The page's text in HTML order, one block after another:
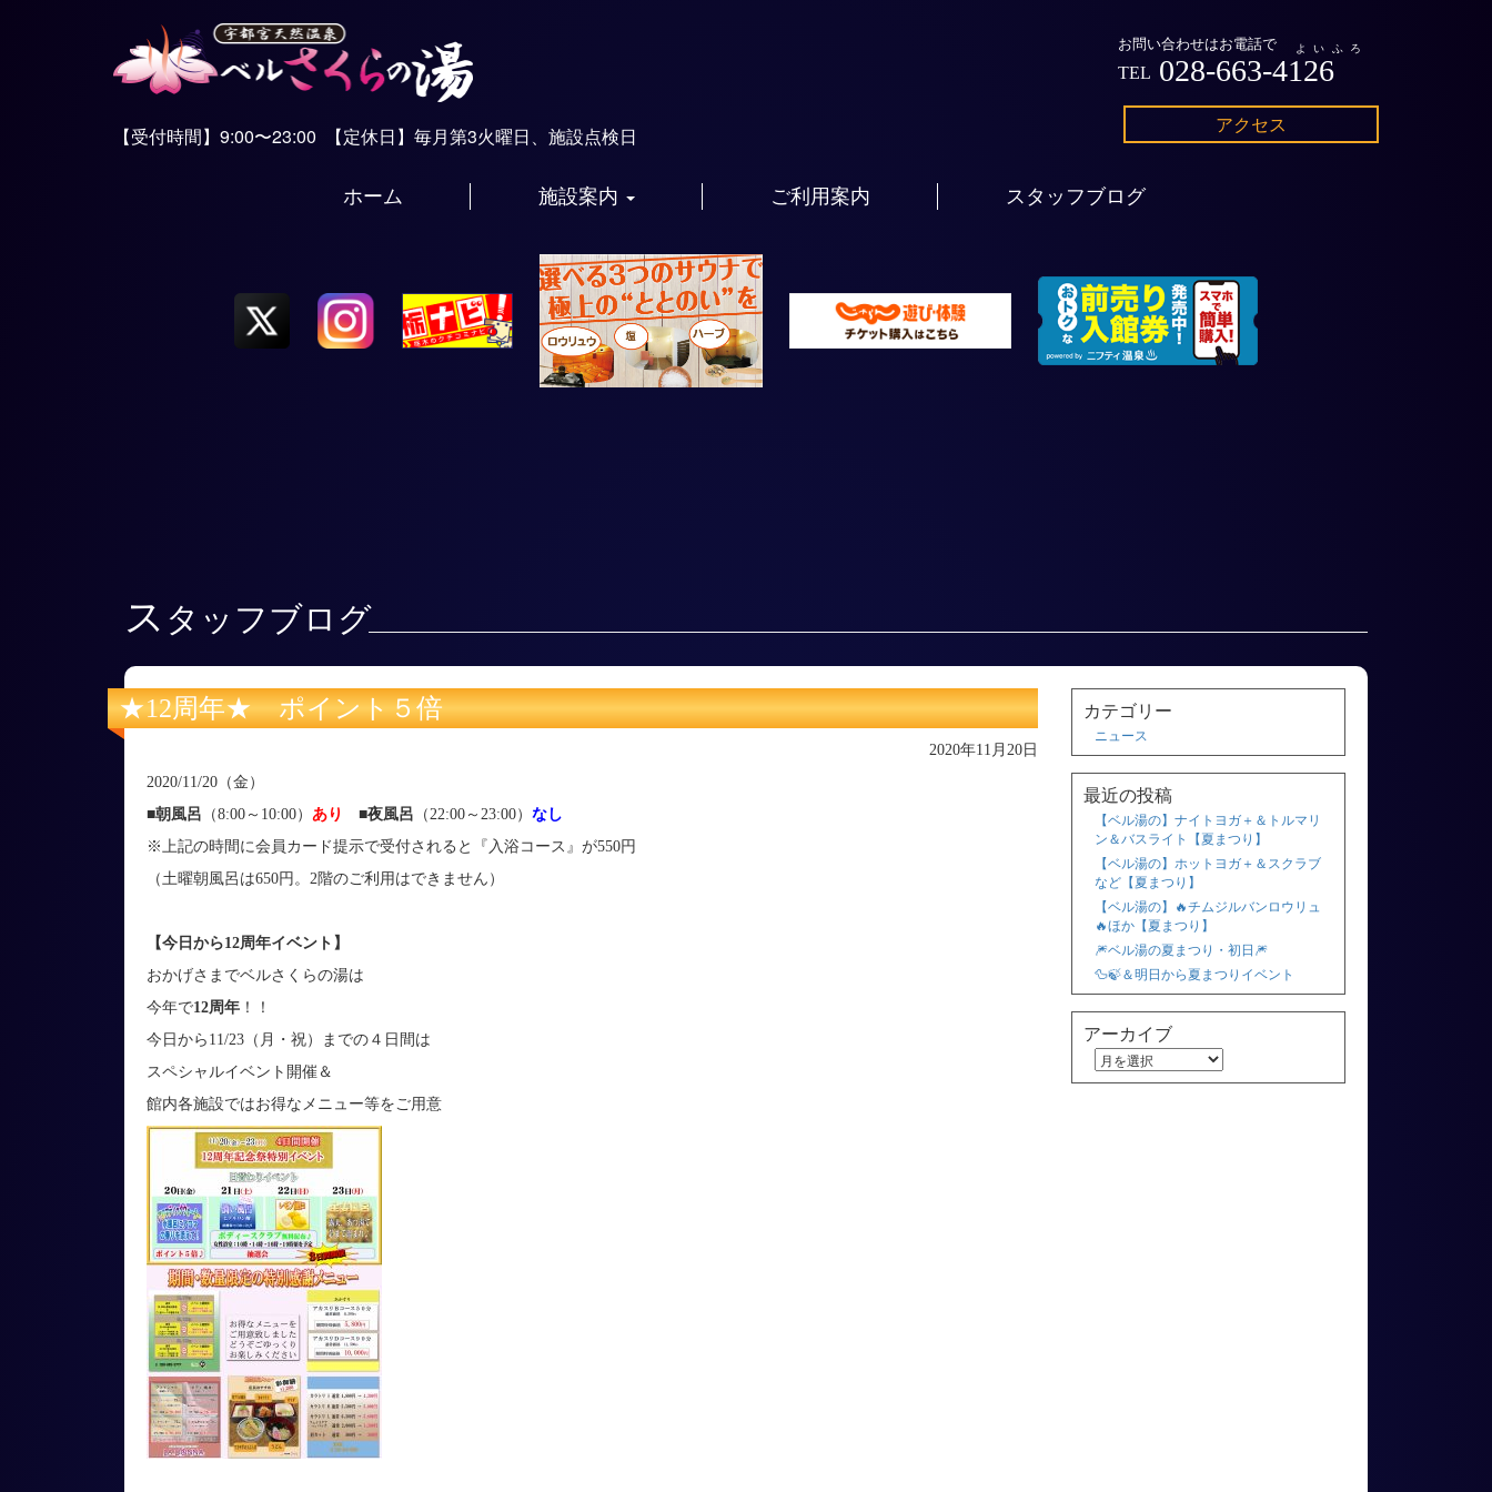
【受付時間】9:00〜23:00 【定休日】毎月第3火曜日、施設点検日 アクセス
お問い合わせはお電話で よいふろ
TEL 028-663-4126
ホーム 施設案内 ご利用案内 スタッフブログ
ス タッフブログ
★12周年★ ポイント５倍
2020年11月20日
2020/11/20（金）
■朝風呂 （8:00～10:00） あり ■夜風呂 （22:00～23:00） なし
※上記の時間に会員カード提示で受付されると『入浴コース』が550円
（土曜朝風呂は650円。2階のご利用はできません）
【今日から12周年イベント】
おかげさまでベルさくらの湯は
今年で12周年 ！！
今日から11/23（月・祝）までの４日間は
スペシャルイベント開催＆
館内各施設ではお得なメニュー等をご用意
カテゴリー
ニュース
最近の投稿
【ベル湯の】ナイトヨガ＋＆トルマリ
ン＆バスライト【夏まつり】
【ベル湯の】ホットヨガ＋＆スクラブ
など【夏まつり】
【ベル湯の】🔥チムジルバンロウリュ
🔥ほか【夏まつり】
🎆ベル湯の夏まつり・初日🎆
🦆🍃＆明日から夏まつりイベント
アーカイブ